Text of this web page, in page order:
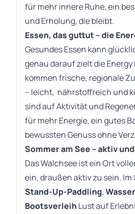
für mehr innere Ruhe, ein
und Erholung, die bleibt.
Essen, das guttut – die
Gesundes Essen kann
genau darauf zielt die Energy
kommen frische, regionale
– leicht, nährstoffreich und
sind auf Aktivität und
für mehr Energie, ein gutes
bewussten Genuss ohne
Sommer am See – aktiv
Das Walchsee ist ein Ort
ein, draußen aktiv zu sein.
Stand-Up-Paddling,
BootsverleihLust auf